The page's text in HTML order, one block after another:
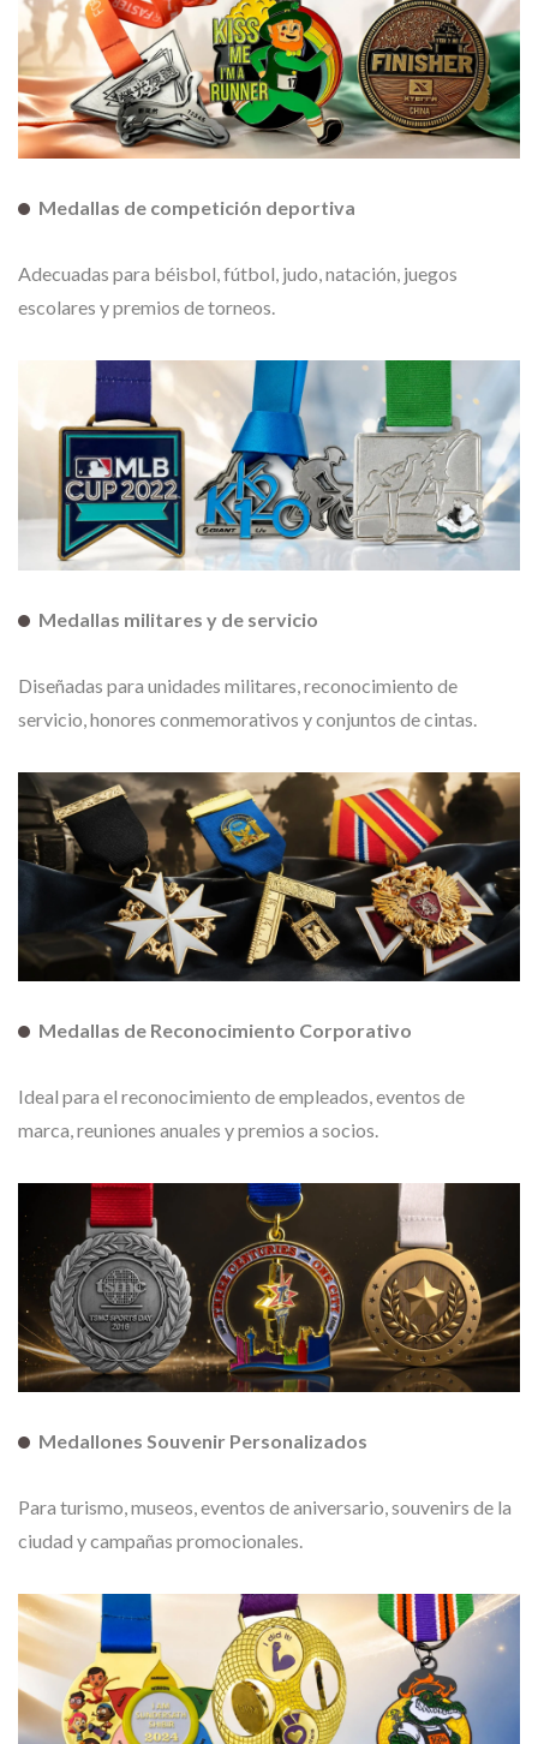
Medallas de competición deportiva
Adecuadas para béisbol, fútbol, judo, natación, juegos
escolares y premios de torneos.
Medallas militares y de servicio
Diseñadas para unidades militares, reconocimiento de
servicio, honores conmemorativos y conjuntos de cintas.
Medallas de Reconocimiento Corporativo
Ideal para el reconocimiento de empleados, eventos de
marca, reuniones anuales y premios a socios.
Medallones Souvenir Personalizados
Para turismo, museos, eventos de aniversario, souvenirs de la
ciudad y campañas promocionales.